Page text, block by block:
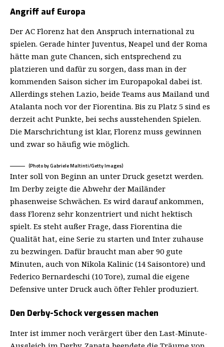
Angriff auf Europa
Der AC Florenz hat den Anspruch international zu
spielen. Gerade hinter Juventus, Neapel und der Roma
hätte man gute Chancen, sich entsprechend zu
platzieren und dafür zu sorgen, dass man in der
kommenden Saison sicher im Europapokal dabei ist.
Allerdings stehen Lazio, beide Teams aus Mailand und
Atalanta noch vor der Fiorentina. Bis zu Platz 5 sind es
derzeit acht Punkte, bei sechs ausstehenden Spielen.
Die Marschrichtung ist klar, Florenz muss gewinnen
und zwar so häufig wie möglich.
(Photo by Gabriele Maltinti/Getty Images)
Inter soll von Beginn an unter Druck gesetzt werden.
Im Derby zeigte die Abwehr der Mailänder
phasenweise Schwächen. Es wird darauf ankommen,
dass Florenz sehr konzentriert und nicht hektisch
spielt. Es steht außer Frage, dass Fiorentina die
Qualität hat, eine Serie zu starten und Inter zuhause
zu bezwingen. Dafür braucht man aber 90 gute
Minuten, auch von Nikola Kalinic (14 Saisontore) und
Federico Bernardeschi (10 Tore), zumal die eigene
Defensive unter Druck auch öfter Fehler produziert.
Den Derby-Schock vergessen machen
Inter ist immer noch verärgert über den Last-Minute-